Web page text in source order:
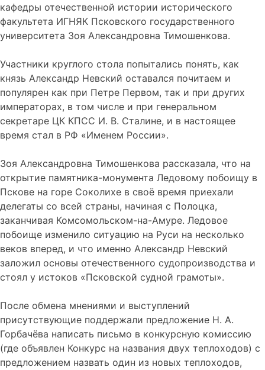
кафедры отечественной истории исторического
факультета ИГНЯК Псковского государственного
университета Зоя Александровна Тимошенкова.
Участники круглого стола попытались понять, как
князь Александр Невский оставался почитаем и
популярен как при Петре Первом, так и при других
императорах, в том числе и при генеральном
секретаре ЦК КПСС И. В. Сталине, и в настоящее
время стал в РФ «Именем России».
Зоя Александровна Тимошенкова рассказала, что на
открытие памятника-монумента Ледовому побоищу в
Пскове на горе Соколихе в своё время приехали
делегаты со всей страны, начиная с Полоцка,
заканчивая Комсомольском-на-Амуре. Ледовое
побоище изменило ситуацию на Руси на несколько
веков вперед, и что именно Александр Невский
заложил основы отечественного судопроизводства и
стоял у истоков «Псковской судной грамоты».
После обмена мнениями и выступлений
присутствующие поддержали предложение Н. А.
Горбачёва написать письмо в конкурсную комиссию
(где объявлен Конкурс на названия двух теплоходов) с
предложением назвать один из новых теплоходов,